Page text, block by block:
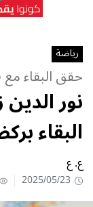
رياضة
حقق البقاء
نور
البقاء
ع. ع
2025/05/23